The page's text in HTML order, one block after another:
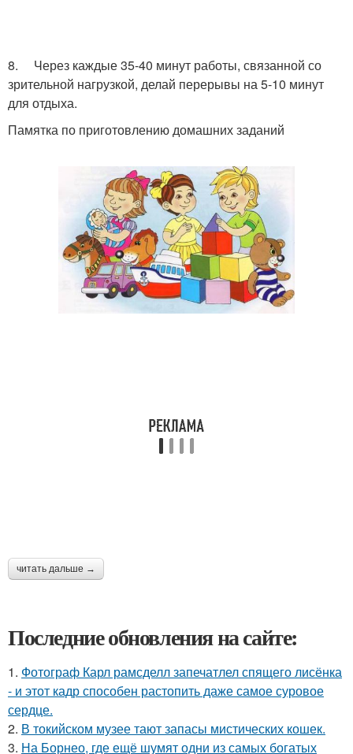
8. Через каждые 35-40 минут работы, связанной со
зрительной нагрузкой, делай перерывы на 5-10 минут
для отдыха.
Памятка по приготовлению домашних заданий
читать дальше →
Последние обновления на сайте:
1. Фотограф Карл рамсделл запечатлел спящего лисёнка
- и этот кадр способен растопить даже самое суровое
сердце.
2. В токийском музее тают запасы мистических кошек.
3. На Борнео, где ещё шумят одни из самых богатых